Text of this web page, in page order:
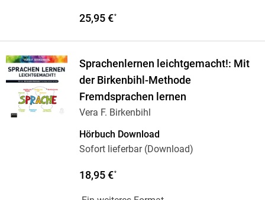
25,95 €*
Sprachenlernen leichtgemacht!: Mit
der Birkenbihl-Methode
Fremdsprachen lernen
Vera F. Birkenbihl
Hörbuch Download
Sofort lieferbar (Download)
18,95 €*